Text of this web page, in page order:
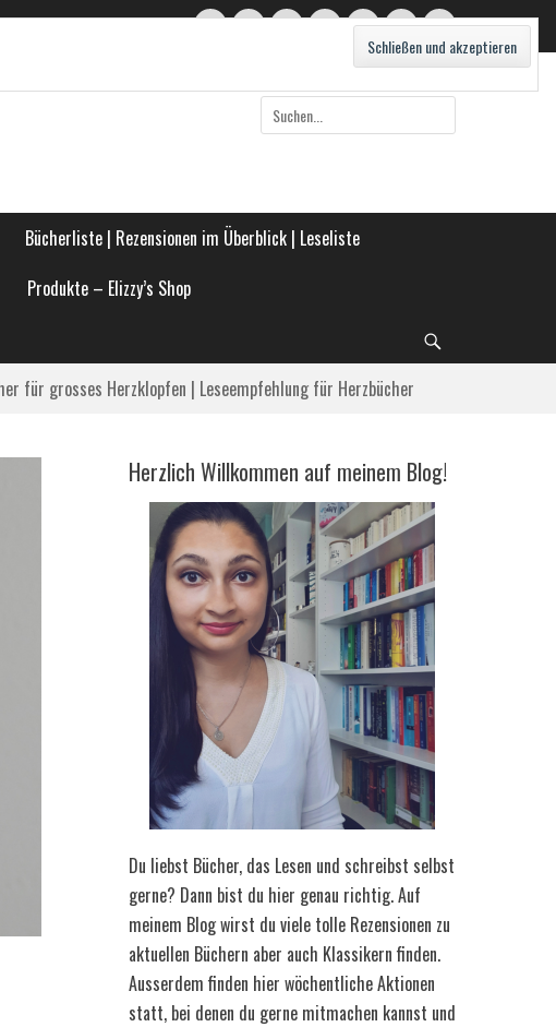
WordPress
PinterestInstagramWebseite
Suche
nach:
Bücherliste | Rezensionen im Überblick | Leseliste
Produkte – Elizzy’s Shop
für grosses Herzklopfen | Leseempfehlung für Herzbücher
Herzlich Willkommen auf meinem Blog!
Du liebst Bücher, das Lesen und schreibst selbst
gerne? Dann bist du hier genau richtig. Auf
meinem Blog wirst du viele tolle Rezensionen zu
aktuellen Büchern aber auch Klassikern finden.
Ausserdem finden hier wöchentliche Aktionen
statt, bei denen du gerne mitmachen kannst und